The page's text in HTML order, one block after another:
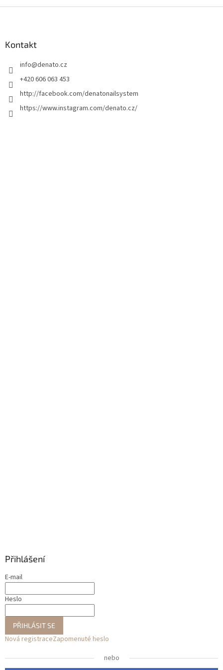
Kontakt
info@denato.cz
+420 606 063 453
http://facebook.com/denatonailsystem
https://www.instagram.com/denato.cz/
Přihlášení
E-mail
Heslo
PŘIHLÁSIT SE
Nová registraceZapomenuté heslo
nebo